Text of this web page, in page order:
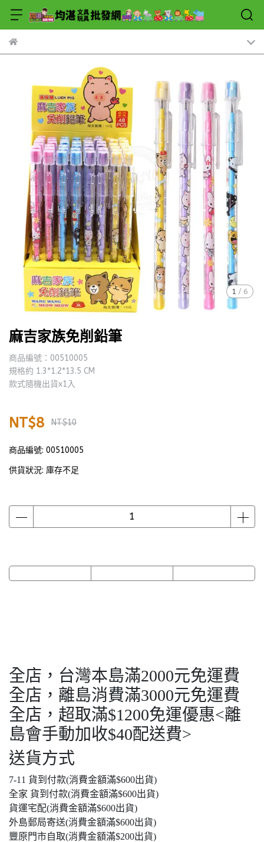
1 / 6
麻吉家族免削鉛筆
商品編號：00510005
規格約 1.3*1.2*13.5 CM
款式隨機出貨x1入
NT$8 NT$10
商品編號: 00510005
供貨狀況: 庫存不足
全店，台灣本島滿2000元免運費
全店，離島消費滿3000元免運費
全店，超取滿$1200免運優惠<離
島會手動加收$40配送費>
送貨方式
7-11 貨到付款(消費金額滿$600出貨)
全家 貨到付款(消費金額滿$600出貨)
貨運宅配(消費金額滿$600出貨)
外島郵局寄送(消費金額滿$600出貨)
豐原門市自取(消費金額滿$200出貨)